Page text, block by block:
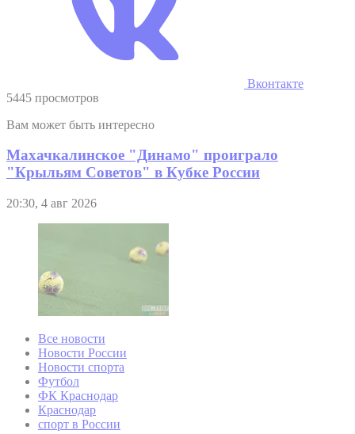
Вконтакте
5445 просмотров
Вам может быть интересно
Махачкалинское "Динамо" проиграло
"Крыльям Советов" в Кубке России
20:30, 4 авг 2026
Все новости
Новости России
Новости спорта
Футбол
ФК Краснодар
Краснодар
спорт в России